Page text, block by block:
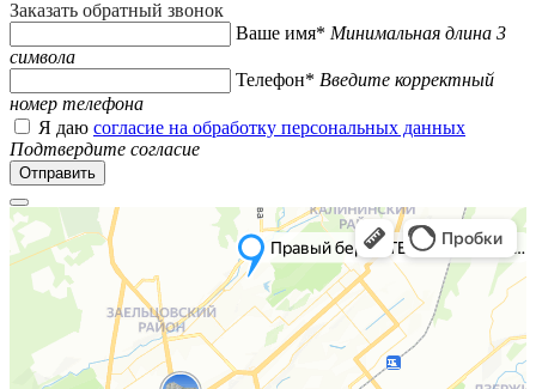
Заказать обратный звонок
Ваше имя* Минимальная длина 3
символа
Телефон* Введите корректный
номер телефона
Я даю согласие на обработку персональных данных
Подтвердите согласие